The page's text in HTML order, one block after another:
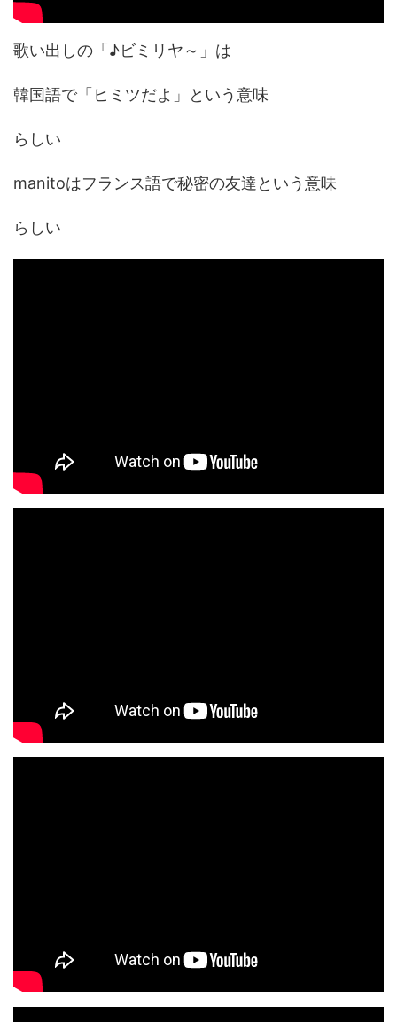
歌い出しの「♪ビミリヤ～」は
韓国語で「ヒミツだよ」という意味
らしい
manitoはフランス語で秘密の友達という意味
らしい